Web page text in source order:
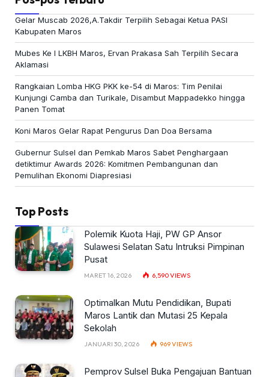
Gelar Muscab 2026,A.Takdir Terpilih Sebagai Ketua PASI
Kabupaten Maros
Mubes Ke I LKBH Maros, Ervan Prakasa Sah Terpilih Secara
Aklamasi
Rangkaian Lomba HKG PKK ke-54 di Maros: Tim Penilai
Kunjungi Camba dan Turikale, Disambut Mappadekko hingga
Panen Tomat
Koni Maros Gelar Rapat Pengurus Dan Doa Bersama
Gubernur Sulsel dan Pemkab Maros Sabet Penghargaan
detiktimur Awards 2026: Komitmen Pembangunan dan
Pemulihan Ekonomi Diapresiasi
Top Posts
Polemik Kuota Haji, PW GP Ansor
Sulawesi Selatan Satu Intruksi Pimpinan
Pusat
MARET 16, 2026 6,590VIEWS
Optimalkan Mutu Pendidikan, Bupati
Maros Lantik dan Mutasi 25 Kepala
Sekolah
JANUARI 30, 2026 969VIEWS
Pemprov Sulsel Buka Pengajuan Bantuan